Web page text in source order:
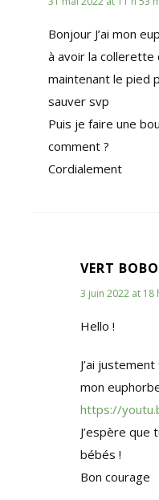
Bonjour J’ai mon
à avoir la
maintenant le pied
sauver svp
Puis je faire une
comment ?
Cordialement
VERT BOBO
3 juin 2022 at 18
Hello !
J’ai
mon
https://
J’espère que
bébés !
Bon courage